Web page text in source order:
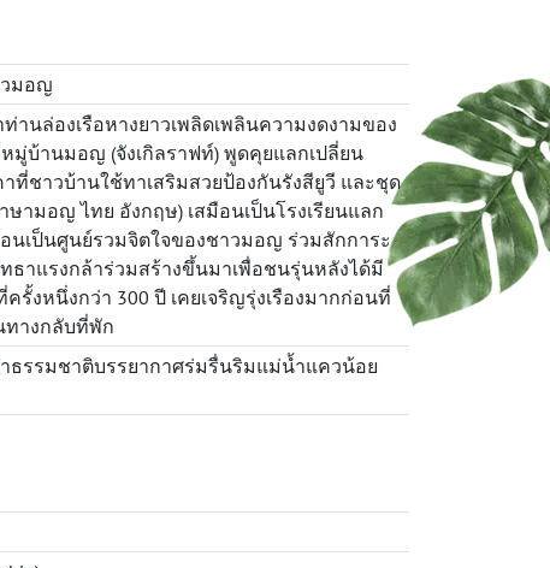
วมอญ
นล่องเรือหางยาวเพลิดเพลินความงดงามของ
บ้านมอญ (จังเกิลราฟท์) พูดคุยแลกเปลี่ยน
ชาวบ้านใช้ทาเสริมสวยป้องกันรังสียูวี และชุด
ามอญ ไทย อังกฤษ) เสมือนเป็นโรงเรียนแลก
นเป็นศูนย์รวมจิตใจของชาวมอญ ร่วมสักการะ
ธาแรงกล้าร่วมสร้างขึ้นมาเพื่อชนรุ่นหลังได้มี
งหนึ่งกว่า 300 ปี เคยเจริญรุ่งเรืองมากก่อนที่
ทางกลับที่พัก
ธรรมชาติบรรยากาศร่มรื่นริมแม่น้ำแควน้อย